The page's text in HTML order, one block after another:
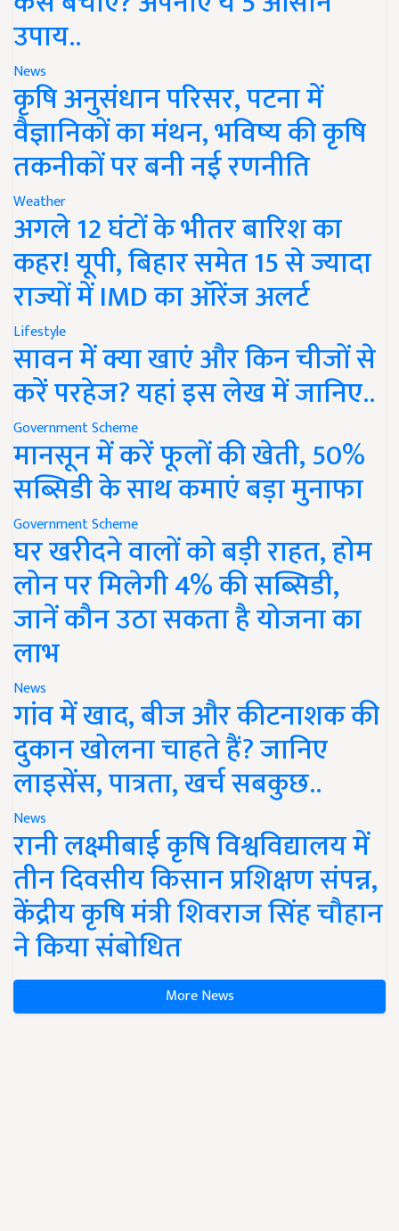
उपाय..
News
कृषि अनुसंधान परिसर, पटना में
वैज्ञानिकों का मंथन, भविष्य की कृषि
तकनीकों पर बनी नई रणनीति
Weather
अगले 12 घंटों के भीतर बारिश का
कहर! यूपी, बिहार समेत 15 से ज्यादा
राज्यों में IMD का ऑरेंज अलर्ट
Lifestyle
सावन में क्या खाएं और किन चीजों से
करें परहेज? यहां इस लेख में जानिए..
Government Scheme
मानसून में करें फूलों की खेती, 50%
सब्सिडी के साथ कमाएं बड़ा मुनाफा
Government Scheme
घर खरीदने वालों को बड़ी राहत, होम
लोन पर मिलेगी 4% की सब्सिडी,
जानें कौन उठा सकता है योजना का
लाभ
News
गांव में खाद, बीज और कीटनाशक की
दुकान खोलना चाहते हैं? जानिए
लाइसेंस, पात्रता, खर्च सबकुछ..
News
रानी लक्ष्मीबाई कृषि विश्वविद्यालय में
तीन दिवसीय किसान प्रशिक्षण संपन्न,
केंद्रीय कृषि मंत्री शिवराज सिंह चौहान
ने किया संबोधित
More News